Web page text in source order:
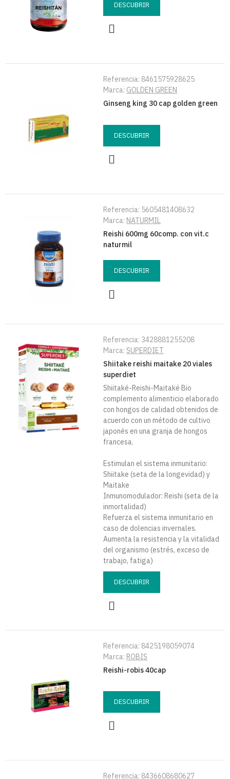
DESCUBRIR
Referencia: 8461575928625
Marca: GOLDEN GREEN
Ginseng king 30 cap golden green
DESCUBRIR
Referencia: 5605481408632
Marca: NATURMIL
Reishi 600mg 60comp. con vit.c
naturmil
DESCUBRIR
Referencia: 3428881255208
Marca: SUPERDIET
Shiitake reishi maitake 20 viales
superdiet
Shiitaké-Reishi-Maitaké Bio
complemento alimenticio elaborado
con hongos de calidad obtenidos de
acuerdo con un método de cultivo
japonés en una granja de hongos
francesa.
Estimulan el sistema inmunitario:
Shiitake (seta de la longevidad) y
Maitake
Inmunomodulador: Reishi (seta de la
inmortalidad)
Refuerza el sistema inmunitario en
caso de dolencias invernales.
Aumenta la resistencia y la vitalidad
del organismo (estrés, exceso de
trabajo, fatiga)
DESCUBRIR
Referencia: 8425198059074
Marca: ROBIS
Reishi-robis 40cap
DESCUBRIR
Referencia: 8436608680627